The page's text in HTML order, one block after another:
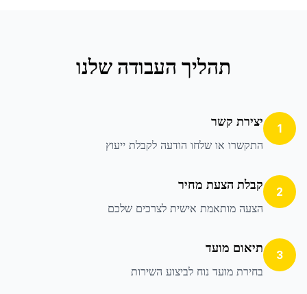
תהליך העבודה שלנו
1 יצירת קשר
התקשרו או שלחו הודעה לקבלת ייעוץ
2 קבלת הצעת מחיר
הצעה מותאמת אישית לצרכים שלכם
3 תיאום מועד
בחירת מועד נוח לביצוע השירות